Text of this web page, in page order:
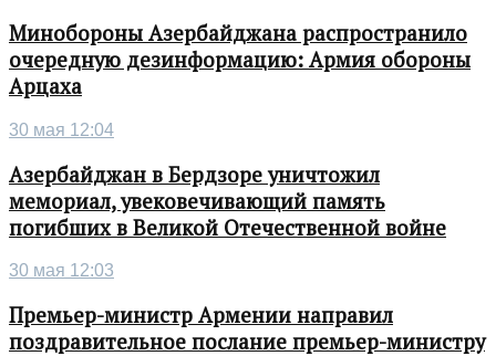
Минобороны Азербайджана распространило
очередную дезинформацию: Армия обороны
Арцаха
30 мая 12:04
Азербайджан в Бердзоре уничтожил
мемориал, увековечивающий память
погибших в Великой Отечественной войне
30 мая 12:03
Премьер-министр Армении направил
поздравительное послание премьер-министру